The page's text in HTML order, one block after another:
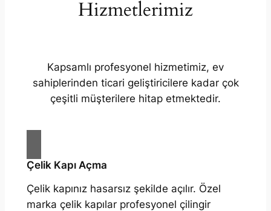
Hizmetlerimiz
Kapsamlı profesyonel hizmetimiz, ev
sahiplerinden ticari geliştiricilere kadar çok
çeşitli müşterilere hitap etmektedir.
Çelik Kapı Açma
Çelik kapınız hasarsız şekilde açılır. Özel
marka çelik kapılar profesyonel çilingir